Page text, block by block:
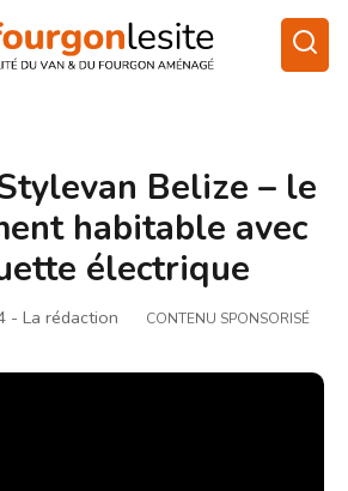
Belize – le
habitable avec
électrique
- La rédaction CONTENU SPONSORISÉ